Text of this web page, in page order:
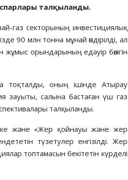
талқыланды.
газ секторының инвестициялық
90 млн тонна мұнай өндірілді, ал
орындарының едәуір бөлігін
тоқталды, оның ішінде Атырау
зауыты, салына бастаған үш газ
талқыланды.
және «Жер қойнауы және жер
түзетулер енгізілді. Жер
топтамасын бекітетін күрделі